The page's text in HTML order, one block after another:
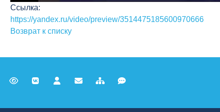
Ссылка:
https://yandex.ru/video/preview/3514475185600970666
Возврат к списку